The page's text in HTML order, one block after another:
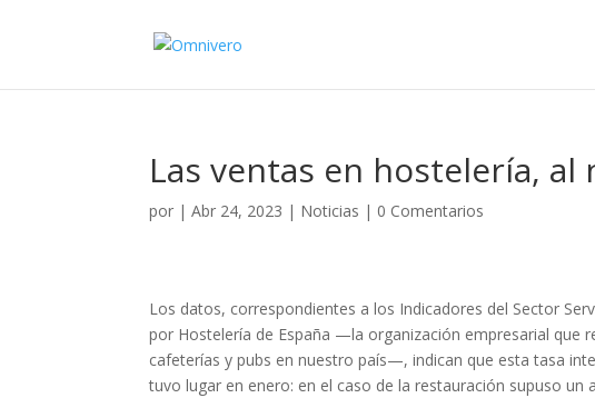
Las ventas en hostelería,
por |Abr 24, 2023 | Noticias | 0 Comentarios
Los datos, correspondientes a los Indicadores del Sector
por Hostelería de España —la organización empresarial que
cafeterías y pubs en nuestro país—, indican que esta tasa
tuvo lugar en enero: en el caso de la restauración supuso